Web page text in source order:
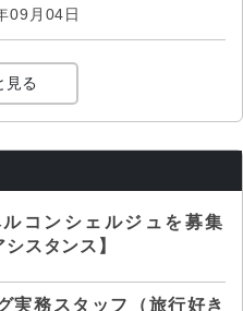
09月04日
見る
コンシェルジュを募集
スタンス】
実務スタッフ（旅行好き